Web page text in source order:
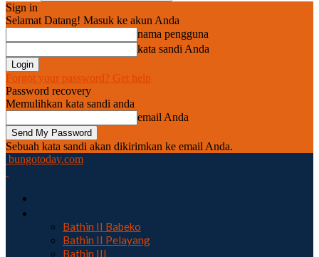
Sign in
Selamat Datang! Masuk ke akun Anda
nama pengguna
kata sandi Anda
Forgot your password? Get help
Password recovery
Memulihkan kata sandi anda
email Anda
Sebuah kata sandi akan dikirimkan ke email Anda.
bungotoday.com
Bathin II Babeko
Bathin II Pelayang
Bathin III